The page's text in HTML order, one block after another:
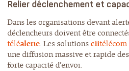
Relier déclenchement et
Dans les organisations devant
déclencheurs doivent être
téléalerte. Les solutionsciitélécom
une diffusion massive et rapide
forte capacité d’envoi.